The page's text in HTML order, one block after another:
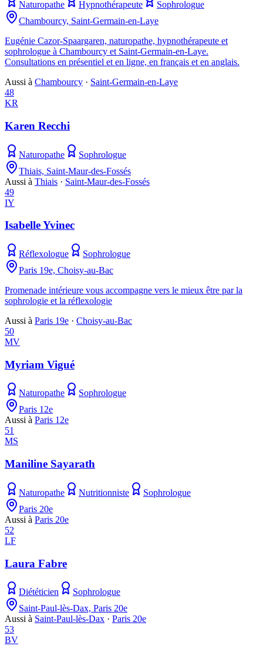
Naturopathe Hypnothérapeute
Sophrologue
Chambourcy, Saint-Germain-en-Laye
Eugénie Cazor-Spaargaren, naturopathe, hypnothérapeute et
sophrologue à Chambourcy et Saint-Germain-en-Laye.
Consultations en présentiel et en ligne, en français et en anglais.
Aussi à Chambourcy · Saint-Germain-en-Laye
48
KR
Karen Recchi
Naturopathe
Sophrologue
Thiais, Saint-Maur-des-Fossés
Aussi à Thiais · Saint-Maur-des-Fossés
49
IY
Isabelle Yvinec
Réflexologue
Sophrologue
Paris 19e, Choisy-au-Bac
Promenade intérieure vous accompagne vers le mieux être par la
sophrologie et la réflexologie
Aussi à Paris 19e · Choisy-au-Bac
50
MV
Myriam Vigué
Naturopathe
Sophrologue
Paris 12e
Aussi à Paris 12e
51
MS
Maniline Sayarath
Naturopathe Nutritionniste
Sophrologue
Paris 20e
Aussi à Paris 20e
52
LF
Laura Fabre
Diététicien
Sophrologue
Saint-Paul-lès-Dax, Paris 20e
Aussi à Saint-Paul-lès-Dax · Paris 20e
53
BV